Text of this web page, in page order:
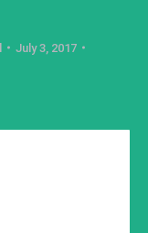
July 3, 2017